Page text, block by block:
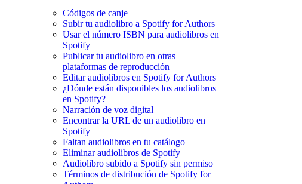
Códigos de canje
Subir tu audiolibro a Spotify for Authors
Usar el número ISBN para audiolibros en
Spotify
Publicar tu audiolibro en otras
plataformas de reproducción
Editar audiolibros en Spotify for Authors
¿Dónde están disponibles los audiolibros
en Spotify?
Narración de voz digital
Encontrar la URL de un audiolibro en
Spotify
Faltan audiolibros en tu catálogo
Eliminar audiolibros de Spotify
Audiolibro subido a Spotify sin permiso
Términos de distribución de Spotify for